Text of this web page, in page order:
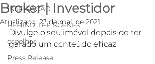
INSPIRAÇÃO
BEHIND THE SCENES
espelhos
Press Release
Broker | Investidor
Atualizado:23 de mai. de 2021
Divulge o seu imóvel depois de ter
gerado um conteúdo eficaz